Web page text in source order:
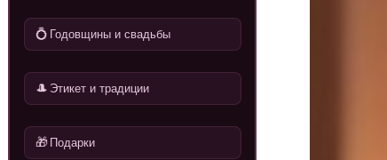
💍 Годовщины и свадьбы
🎩 Этикет и традиции
🎁 Подарки